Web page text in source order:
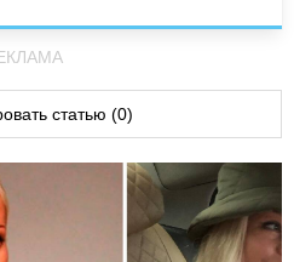
статью (0)